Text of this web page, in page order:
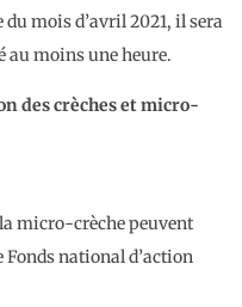
mois d’avril 2021, il sera
au moins une heure.
des crèches et micro-
micro-crèche peuvent
Fonds national d’action